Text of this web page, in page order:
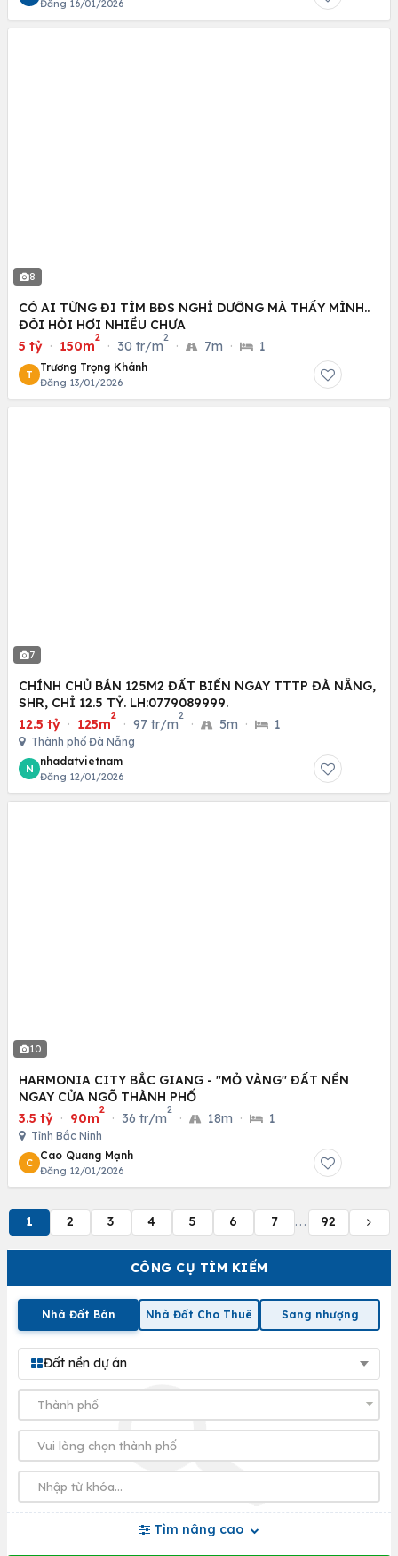
CÔNG CỤ TÌM KIẾM
Nhà Đất Bán Nhà Đất Cho Thuê Sang nhượng
Đất nền dự án
Tìm nâng cao
Đăng 16/01/2026
8
CÓ AI TỪNG ĐI TÌM BĐS NGHỈ DƯỠNG MÀ THẤY MÌNH..
ĐÒI HỎI HƠI NHIỀU CHƯA
5 tỷ · 150m
2
· 30 tr/m
2
· 7m · 1
T
Trương Trọng Khánh
Đăng 13/01/2026
7
CHÍNH CHỦ BÁN 125M2 ĐẤT BIỂN NGAY TTTP ĐÀ NẴNG,
SHR, CHỈ 12.5 TỶ. LH:0779089999.
12.5 tỷ · 125m
2
· 97 tr/m
2
· 5m · 1
Thành phố Đà Nẵng
N
nhadatvietnam
Đăng 12/01/2026
10
HARMONIA CITY BẮC GIANG - "MỎ VÀNG" ĐẤT NỀN
NGAY CỬA NGÕ THÀNH PHỐ
3.5 tỷ · 90m
2
· 36 tr/m
2
· 18m · 1
Tỉnh Bắc Ninh
C
Cao Quang Mạnh
Đăng 12/01/2026
1 2 3 4 5 6 7 ... 92